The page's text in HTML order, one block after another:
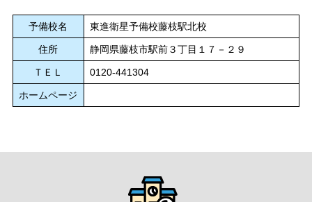
予備校名 東進衛星予備校藤枝駅北校
住所 静岡県藤枝市駅前３丁目１７－２９
ＴＥＬ 0120-441304
ホームページ